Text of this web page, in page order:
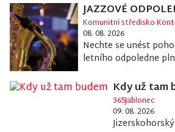
JAZZOVÉ
Komunitní středisko
08. 08. 2026
Nechte se unést
letního odpoledne
Kdy už tam
365Jablonec
09. 08. 2026